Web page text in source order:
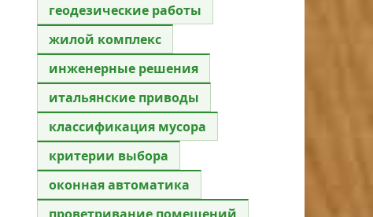
геодезические работы
жилой комплекс
инженерные решения
итальянские приводы
классификация мусора
критерии выбора
оконная автоматика